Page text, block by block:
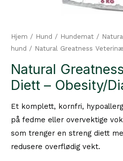
Hjem / Hund / Hundemat /
hund / Natural Greatness
Natural
Diett – Obesity/
Et komplett, kornfri,
på fedme eller overvektige
som trenger en streng diett
redusere overflødig vekt.